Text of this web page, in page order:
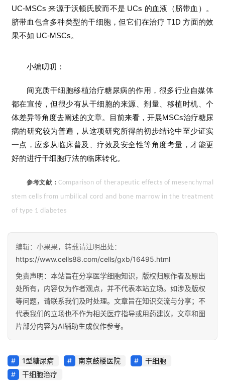
UC-MSCs 来源于沃顿氏胶而不是 UCs 的血液（脐带血）。
脐带血包含多种类型的干细胞，但它们在治疗 T1D 方面的效
果不如 UC-MSCs。
小编叨叨：
间充质干细胞移植治疗糖尿病的作用，很多行业自媒体
都在宣传，但很少有从干细胞的来源、剂量、移植时机、个
体差异等角度去阐述的文章。目前来看，开展MSCs治疗糖尿
病的研究较为普遍，从这项研究所得的初步结论中至少证实
一点，应多从临床普及、疗效及安全性等角度考量，才能更
好的进行干细胞疗法的临床转化。
参考文献：Comparison of therapeutic effects of mesenchymal
stem cells from umbilical cord and bone marrow in the treatment
of type 1 diabetes
编辑：小果果，转载请注明出处：
https://www.cells88.com/cells/gxb/16495.html
免责声明：本站旨在分享医学细胞知识，版权归原作者及原出
处所有，内容仅为作者观点，并不代表本站立场。如涉及版权
等问题，请联系我们及时处理。文章旨在知识交流与分享；不
代表我们的立场也不作为相关医疗指导或用药建议，文章和图
片部分内容为AI辅助生成仅作参考。
1型糖尿病 南京鼓楼医院
干细胞
干细胞治疗